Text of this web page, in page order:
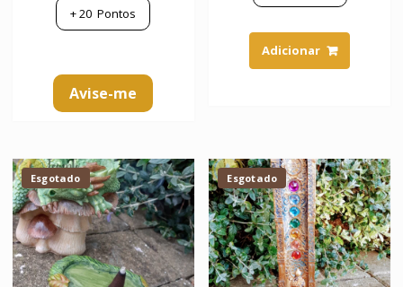
+20 Pontos
Avise-me
Adicionar
Esgotado Esgotado